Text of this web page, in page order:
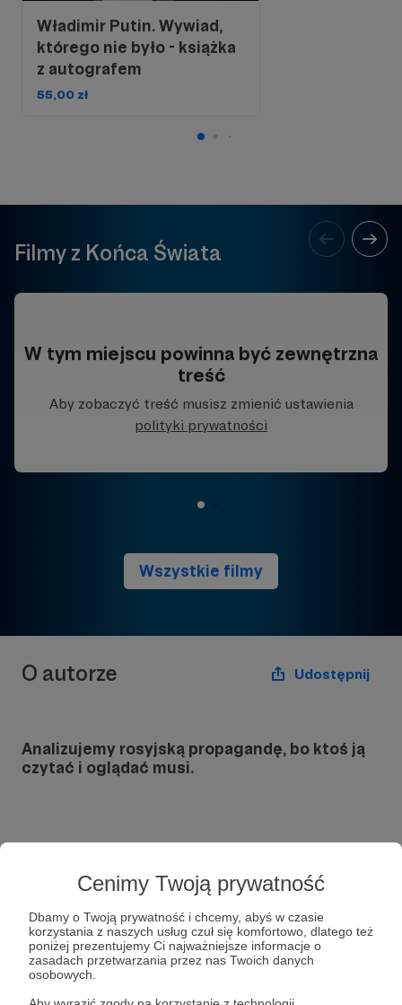
Cenimy Twoją prywatność
Dbamy o Twoją prywatność i chcemy, abyś w czasie
korzystania z naszych usług czuł się komfortowo, dlatego też
poniżej prezentujemy Ci najważniejsze informacje o
zasadach przetwarzania przez nas Twoich danych
osobowych.
Władimir Putin. Wywiad,
którego nie było - książka
z autografem
55,00 zł
Filmy z Końca Świata
W tym miejscu powinna być zewnętrzna
treść
Aby zobaczyć treść musisz zmienić ustawienia
polityki prywatności
Wszystkie filmy
O autorze Udostępnij
Analizujemy rosyjską propagandę, bo ktoś ją
czytać i oglądać musi.
Monitorujemy rosyjskie media i portale
społecznościowe.